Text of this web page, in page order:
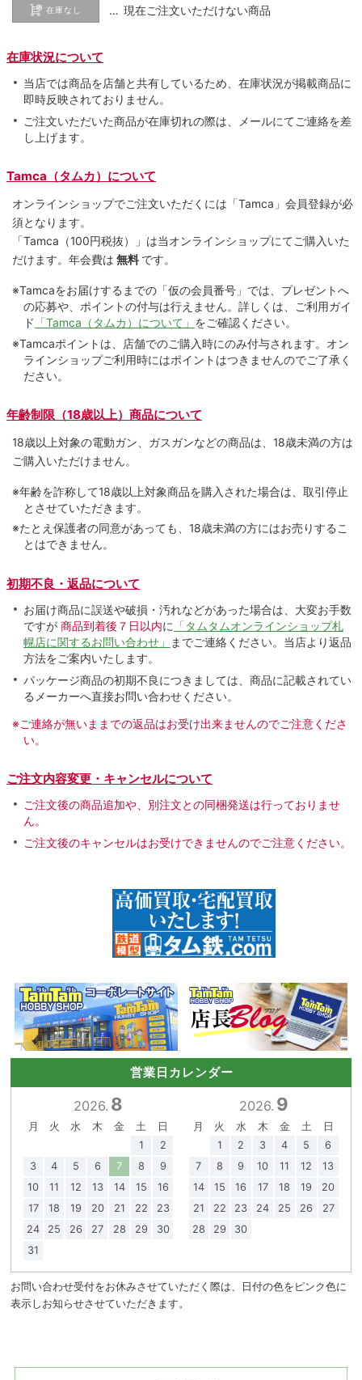
在庫なし … 現在ご注文いただけない商品
在庫状況について
当店では商品を店舗と共有しているため、在庫状況が掲載商品に
即時反映されておりません。
ご注文いただいた商品が在庫切れの際は、メールにてご連絡を差
し上げます。
Tamca（タムカ）について
オンラインショップでご注⽂いただくには「Tamca」会員登録が必
須となります。
「Tamca （100円税抜）
」は当オンラインショップにてご購⼊いた
だけます。 年会費は 無料 です。
※Tamcaをお届けするまでの「仮の会員番号」では、プレゼントへ
の応募や、ポイントの付与は⾏えません。詳しくは、ご利⽤ガイ
ド 「Tamca（タムカ）について」 をご確認ください。
※Tamcaポイントは、店舗でのご購⼊時にのみ付与されます。オン
ラインショップご利用時にはポイントはつきませんのでご了承く
ださい。
年齢制限（18歳以上）商品について
18歳以上対象の電動ガン、ガスガンなどの商品は、18歳未満の方は
ご購入いただけません。
※年齢を詐称して18歳以上対象商品を購入された場合は、取引停止
とさせていただきます。
※たとえ保護者の同意があっても、18歳未満の方にはお売りするこ
とはできません。
初期不良・返品について
お届け商品に誤送や破損・汚れなどがあった場合は、大変お手数
ですが 商品到着後７日以内に 「タムタムオンラインショップ札
幌店に関するお問い合わせ」
までご連絡ください。当店より返品
方法をご案内いたします。
パッケージ商品の初期不良につきましては、商品に記載されてい
るメーカーへ直接お問い合わせください。
※ご連絡が無いままでの返品はお受け出来ませんのでご注意くださ
い。
ご注文内容変更・キャンセルについて
ご注文後の商品追加や、別注文との同梱発送は行っておりませ
ん。
ご注文後のキャンセルはお受けできませんのでご注意ください。
営業日カレンダー
2026. 8
月 火 水 木 金 土
日
1
2
3
4 5 6 7 8
9
10
11 12 13 14 15
16
17
18 19 20 21 22
23
24
25 26 27 28 29
30
31
2026. 9
月 火 水 木 金 土
日
1
2 3 4 5
6
7
8 9 10 11 12
13
14
15 16 17 18 19
20
21
22 23 24 25 26
27
28
29 30
お問い合わせ受付をお休みさせていただく際は、日付の色をピンク色に
表示しお知らせさせていただきます。